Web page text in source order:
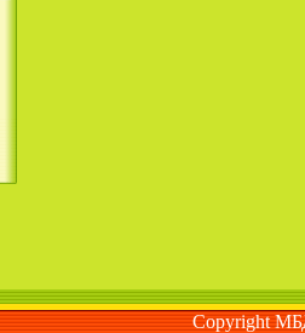
Copyright